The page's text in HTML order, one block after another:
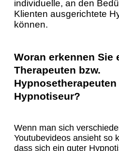
individuelle, an den
Klienten ausgerichtete
können.
Woran erkennen Sie
Therapeuten bzw.
Hypnotiseur?
Wenn man sich
Youtubevideos ansieht so
dass sich ein guter